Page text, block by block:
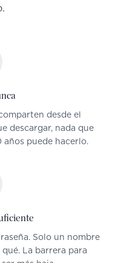
desde el
descargar, nada que
puede hacerlo.
Solo un nombre
La barrera para